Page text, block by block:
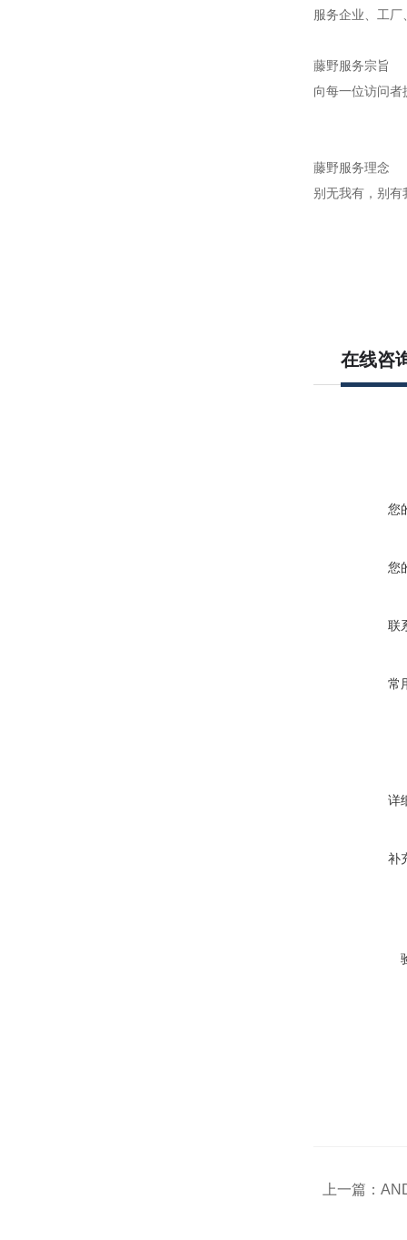
服务企业、工
藤野服务宗旨
向每一位访问
藤野服务理念
别无我有，别
在线咨
您
您
联
常
详
补
上一篇：